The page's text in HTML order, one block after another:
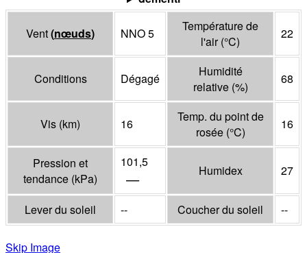
Vent(nœuds) NNO 5
Température de
l'air(°C)
22
Conditions Dégagé
Humidité
relative (%)
68
Vis (km) 16
Temp. du point de
rosée (°C)
16
Pression et
tendance (kPa)
101,5
— Humidex 27
Lever du soleil -- Coucher du soleil --
Skip Image